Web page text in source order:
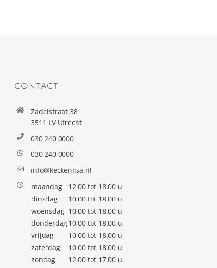
CONTACT
Zadelstraat 38
3511 LV Utrecht
030 240 0000
030 240 0000
info@keckenlisa.nl
maandag
12.00 tot 18.00 u
dinsdag
10.00 tot 18.00 u
woensdag 10.00 tot 18.00 u
donderdag10.00 tot 18.00 u
vrijdag
10.00 tot 18.00 u
zaterdag
10.00 tot 18.00 u
zondag
12.00 tot 17.00 u